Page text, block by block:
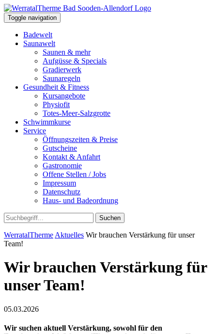
Toggle navigation
Badewelt
Saunawelt
Saunen & mehr
Aufgüsse & Specials
Gradierwerk
Saunaregeln
Gesundheit & Fitness
Kursangebote
Physiofit
Totes-Meer-Salzgrotte
Schwimmkurse
Service
Öffnungszeiten & Preise
Gutscheine
Kontakt & Anfahrt
Gastronomie
Offene Stellen / Jobs
Impressum
Datenschutz
Haus- und Badeordnung
Suchen
WerratalTherme Aktuelles Wir brauchen Verstärkung für unser
Team!
Wir brauchen Verstärkung für
unser Team!
05.03.2026
Wir suchen aktuell Verstärkung, sowohl für den